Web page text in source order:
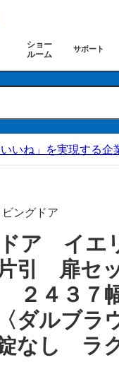
ショー
ルーム
サポート
いいね」を実現する
ングドア
ドア イエ
片引 扉セ
２４３７
ダルブラ
なし ラ